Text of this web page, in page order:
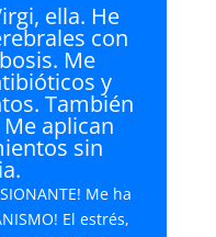
ella. He
con
Me
y
También
Me aplican
sin
Me ha
El estrés,